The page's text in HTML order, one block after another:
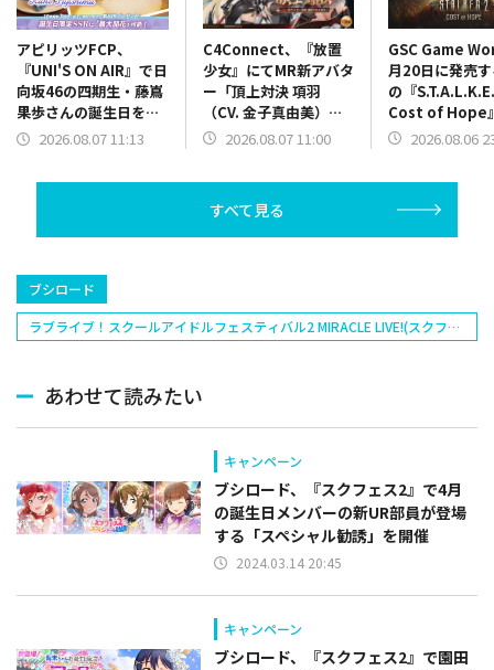
アピリッツFCP、
『UNI'S ON AIR』で日
向坂46の四期生・藤嶌
果歩さんの誕生日を記
念した「誕生日限定バ
2026.08.07 11:13
C4Connect、『放置
少女』にてMR新アバタ
ー「頂上対決 項羽
（CV. 金子真由美）」
が本日正午より登場
2026.08.07 11:00
GSC Game
月20日に発売
の『
Cost of Hope
ケーションを紹
2026.08.06
すべて見る
ブシロード
ラブライブ！スクールアイドルフェスティバル2 MIRACLE LIVE!(スクフェ
あわせて読みたい
キャンペーン
ブシロード、『スクフェス2』で4月
の誕生日メンバーの新UR部員が登場
する「スペシャル勧誘」を開催
2024.03.14 20:45
キャンペーン
ブシロード、『スクフェス2』で園田